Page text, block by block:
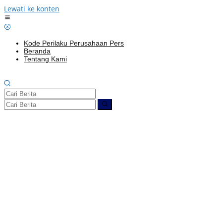
Lewati ke konten
Kode Perilaku Perusahaan Pers
Beranda
Tentang Kami